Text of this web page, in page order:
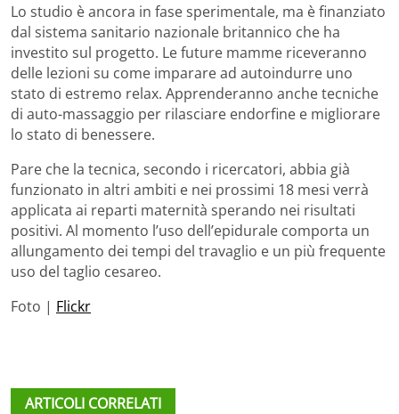
Lo studio è ancora in fase sperimentale, ma è finanziato
dal sistema sanitario nazionale britannico che ha
investito sul progetto. Le future mamme riceveranno
delle lezioni su come imparare ad autoindurre uno
stato di estremo relax. Apprenderanno anche tecniche
di auto-massaggio per rilasciare endorfine e migliorare
lo stato di benessere.
Pare che la tecnica, secondo i ricercatori, abbia già
funzionato in altri ambiti e nei prossimi 18 mesi verrà
applicata ai reparti maternità sperando nei risultati
positivi. Al momento l’uso dell’epidurale comporta un
allungamento dei tempi del travaglio e un più frequente
uso del taglio cesareo.
Foto | Flickr
ARTICOLI CORRELATI